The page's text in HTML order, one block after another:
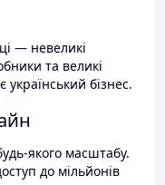
— невеликі
та великі
бізнес.
якого масштабу.
до мільйонів